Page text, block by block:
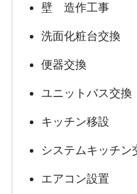
壁 造作工事
洗面化粧台交換
便器交換
ユニットバス交換
キッチン移設
システムキッチン
エアコン設置